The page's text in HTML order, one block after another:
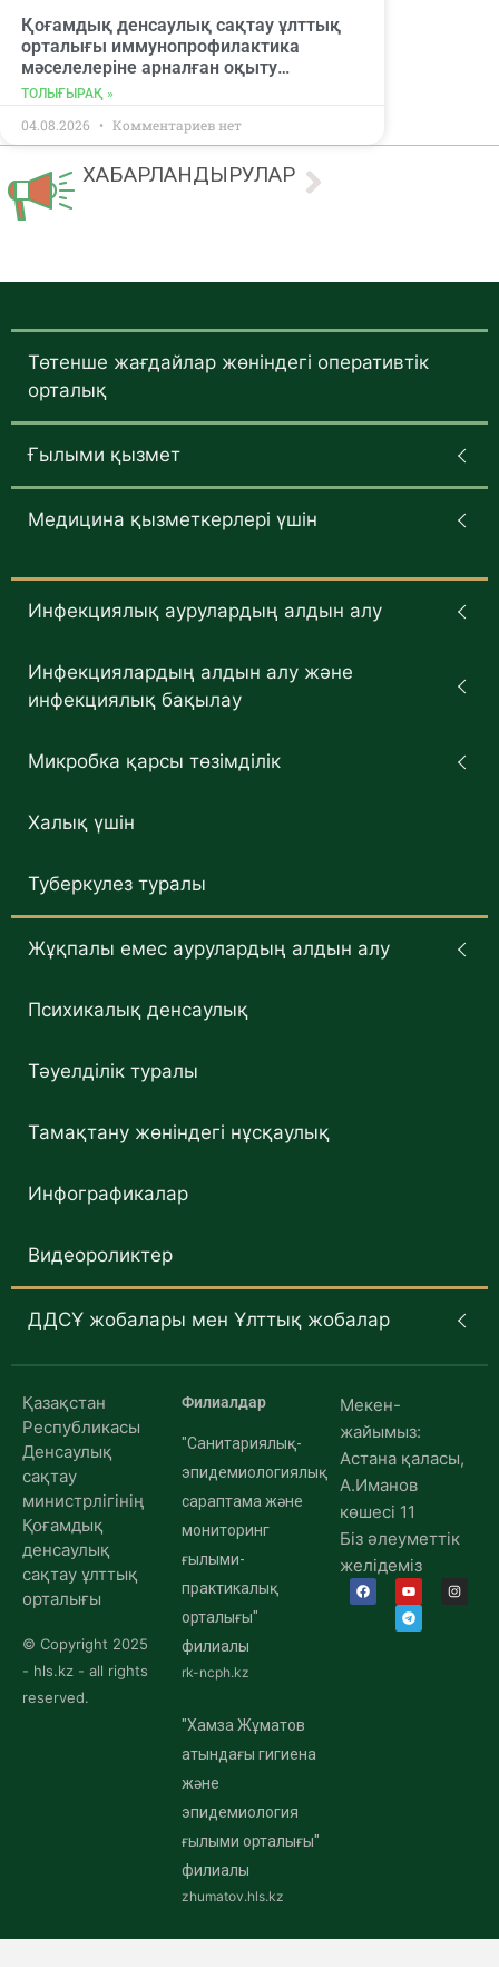
Қоғамдық денсаулық сақтау ұлттық
орталығы иммунопрофилактика
мәселелеріне арналған оқыту
вебинарына қатысуға шақырады.
ТОЛЫҒЫРАҚ »
04.08.2026 Комментариев нет
ХАБАРЛАНДЫРУЛАР
Төтенше жағдайлар жөніндегі оперативтік
орталық
Ғылыми қызмет
Медицина қызметкерлері үшін
Инфекциялық аурулардың алдын алу
Инфекциялардың алдын алу және
инфекциялық бақылау
Микробка қарсы төзімділік
Халық үшін
Туберкулез туралы
Жұқпалы емес аурулардың алдын алу
Психикалық денсаулық
Тәуелділік туралы
Тамақтану жөніндегі нұсқаулық
Инфографикалар
Видеороликтер
ДДСҰ жобалары мен Ұлттық жобалар
Қазақстан
Республикасы
Денсаулық
сақтау
министрлігінің
Қоғамдық
денсаулық
сақтау ұлттық
орталығы
© Copyright 2025
- hls.kz - all rights
reserved.
Филиалдар
"Санитариялық-
эпидемиологиялық
сараптама және
мониторинг
ғылыми-
практикалық
орталығы"
филиалы
rk-ncph.kz
"Хамза Жұматов
атындағы гигиена
және
эпидемиология
ғылыми орталығы"
филиалы
zhumatov.hls.kz
Мекен-
жайымыз:
Астана қаласы,
А.Иманов
көшесі 11
Біз әлеуметтік
желідеміз